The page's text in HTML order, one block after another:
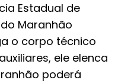
Estadual de
Maranhão
o corpo técnico
ele elenca
poderá